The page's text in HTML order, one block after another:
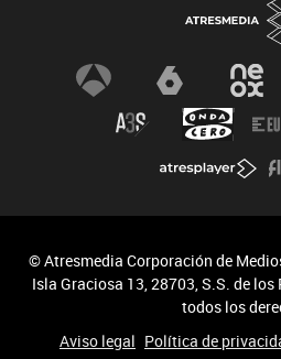
© Atresmedia Corporación de
Isla Graciosa 13, 28703, S.S. de los
todos los
Aviso legal Política de